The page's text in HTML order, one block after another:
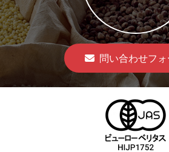
問い合わせフォ